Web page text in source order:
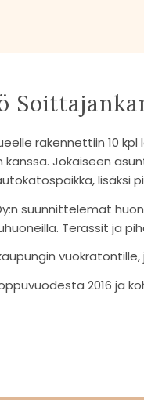
rakennettiin 10
kanssa. Jokaiseen
lisäksi
suunnittelemat
Terassit ja
2016 ja